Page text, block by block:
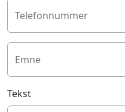
Telefonnummer
Emne
Tekst